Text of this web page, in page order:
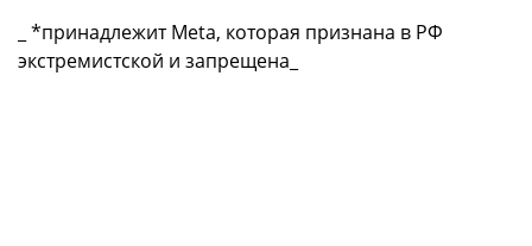
_ *принадлежит Meta, которая признана в РФ
экстремистской и запрещена_